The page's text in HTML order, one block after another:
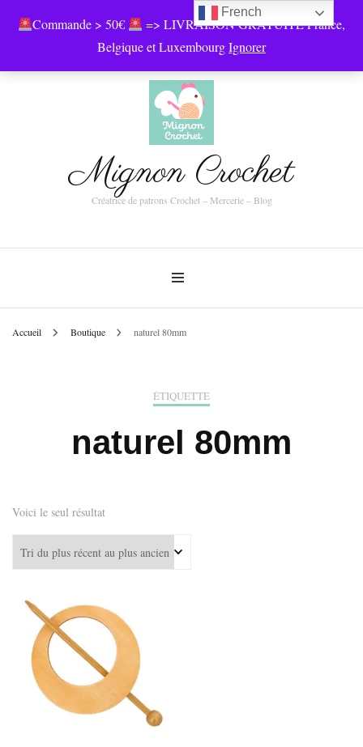
Commande > 50€
=> LIVRAISON GRATUITE France,
Belgique et LuxembourgIgnorer
Mignon Crochet
Créatrice de patrons Crochet – Mercerie – Blog
Accueil Boutique naturel 80mm
ÉTIQUETTE
naturel 80mm
Voici le seul résultat
French